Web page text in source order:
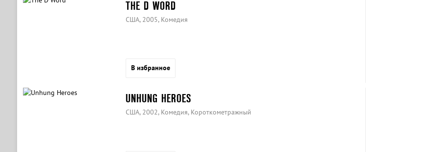
THE D WORD
США, 2005, Комедия
В избранное
UNHUNG HEROES
США, 2002, Комедия, Короткометражный